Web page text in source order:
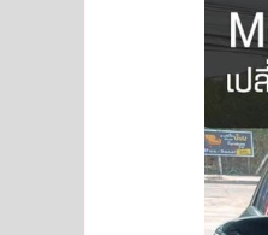
Aston Martin